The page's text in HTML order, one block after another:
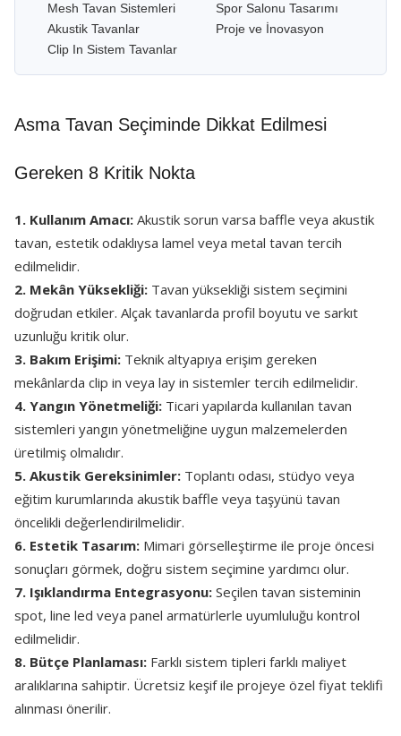
Mesh Tavan Sistemleri
Akustik Tavanlar
Clip In Sistem Tavanlar
Spor Salonu Tasarımı
Proje ve İnovasyon
Asma Tavan Seçiminde Dikkat Edilmesi
Gereken 8 Kritik Nokta
1. Kullanım Amacı: Akustik sorun varsa baffle veya akustik
tavan, estetik odaklıysa lamel veya metal tavan tercih
edilmelidir.
2. Mekân Yüksekliği: Tavan yüksekliği sistem seçimini
doğrudan etkiler. Alçak tavanlarda profil boyutu ve sarkıt
uzunluğu kritik olur.
3. Bakım Erişimi: Teknik altyapıya erişim gereken
mekânlarda clip in veya lay in sistemler tercih edilmelidir.
4. Yangın Yönetmeliği: Ticari yapılarda kullanılan tavan
sistemleri yangın yönetmeliğine uygun malzemelerden
üretilmiş olmalıdır.
5. Akustik Gereksinimler: Toplantı odası, stüdyo veya
eğitim kurumlarında akustik baffle veya taşyünü tavan
öncelikli değerlendirilmelidir.
6. Estetik Tasarım: Mimari görselleştirme ile proje öncesi
sonuçları görmek, doğru sistem seçimine yardımcı olur.
7. Işıklandırma Entegrasyonu: Seçilen tavan sisteminin
spot, line led veya panel armatürlerle uyumluluğu kontrol
edilmelidir.
8. Bütçe Planlaması: Farklı sistem tipleri farklı maliyet
aralıklarına sahiptir. Ücretsiz keşif ile projeye özel fiyat teklifi
alınması önerilir.